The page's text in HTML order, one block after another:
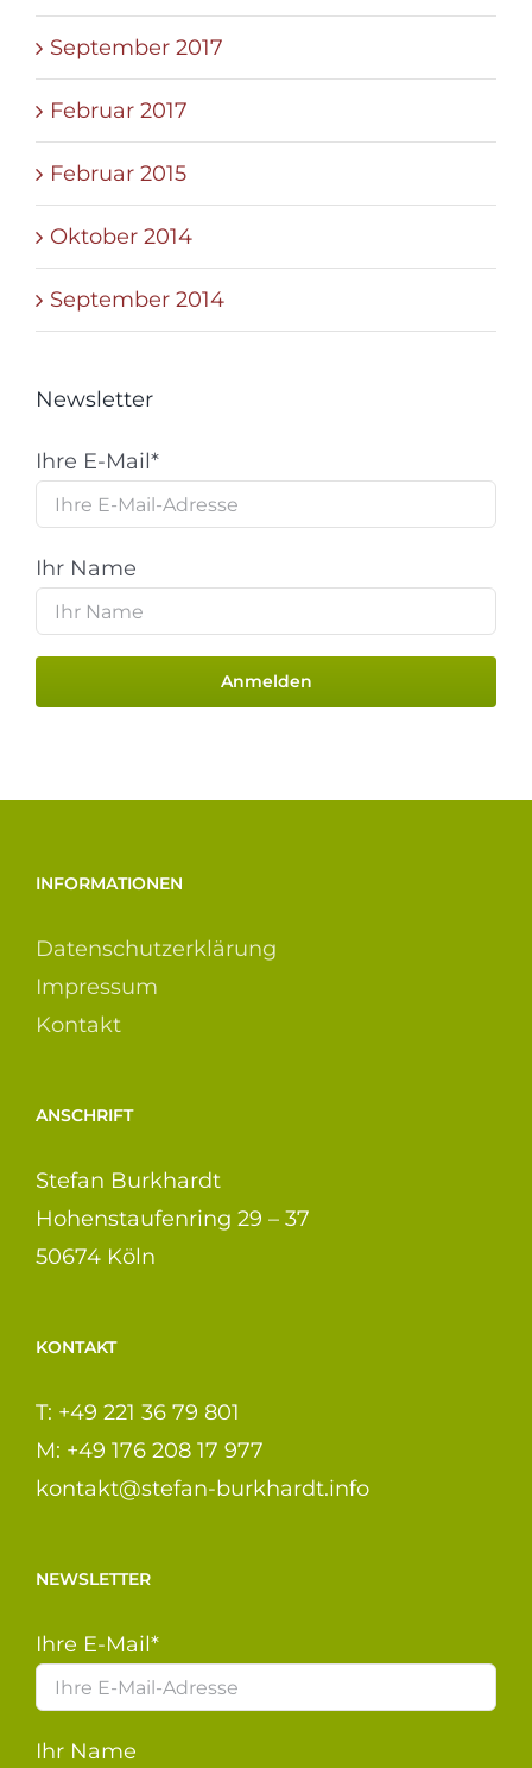
September 2017
Februar 2017
Februar 2015
Oktober 2014
September 2014
Newsletter
Ihre E-Mail*
Ihr Name
INFORMATIONEN
Datenschutzerklärung
Impressum
Kontakt
ANSCHRIFT
Stefan Burkhardt
Hohenstaufenring 29 – 37
50674 Köln
KONTAKT
T: +49 221 36 79 801
M: +49 176 208 17 977
kontakt@stefan-burkhardt.info
NEWSLETTER
Ihre E-Mail*
Ihr Name